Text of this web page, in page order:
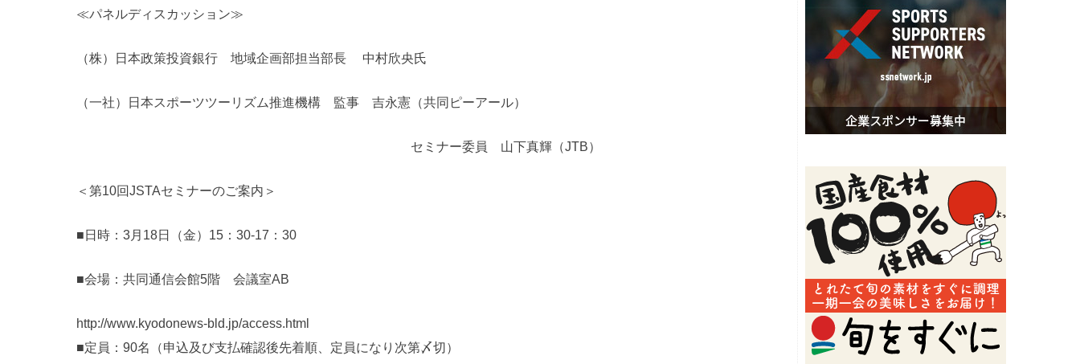
≪パネルディスカッション≫
（株）日本政策投資銀行 地域企画部担当部長 中村欣央氏
（一社）日本スポーツツーリズム推進機構 監事 吉永憲（共同ピーアール）
セミナー委員 山下真輝（JTB）
＜第10回JSTAセミナーのご案内＞
■日時：3月18日（金）15：30-17：30
■会場：共同通信会館5階 会議室AB
http://www.kyodonews-bld.jp/access.html
■定員：90名（申込及び支払確認後先着順、定員になり次第〆切）